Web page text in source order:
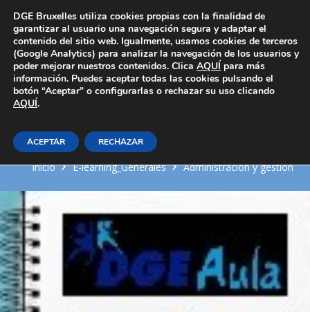
Área Privada
El recibo de salario y sus
deducciones
Inicio E-learning_Generales Administración y gestión
DGE Bruxelles utiliza cookies propias con la finalidad de
garantizar al usuario una navegación segura y adaptar el
contenido del sitio web. Igualmente, usamos cookies de terceros
(Google Analytics) para analizar la navegación de los usuarios y
poder mejorar nuestros contenidos. Clica AQUÍ para más
información. Puedes aceptar todas las cookies pulsando el
botón “Aceptar” o configurarlas o rechazar su uso clicando
AQUÍ.
ACEPTAR RECHAZAR